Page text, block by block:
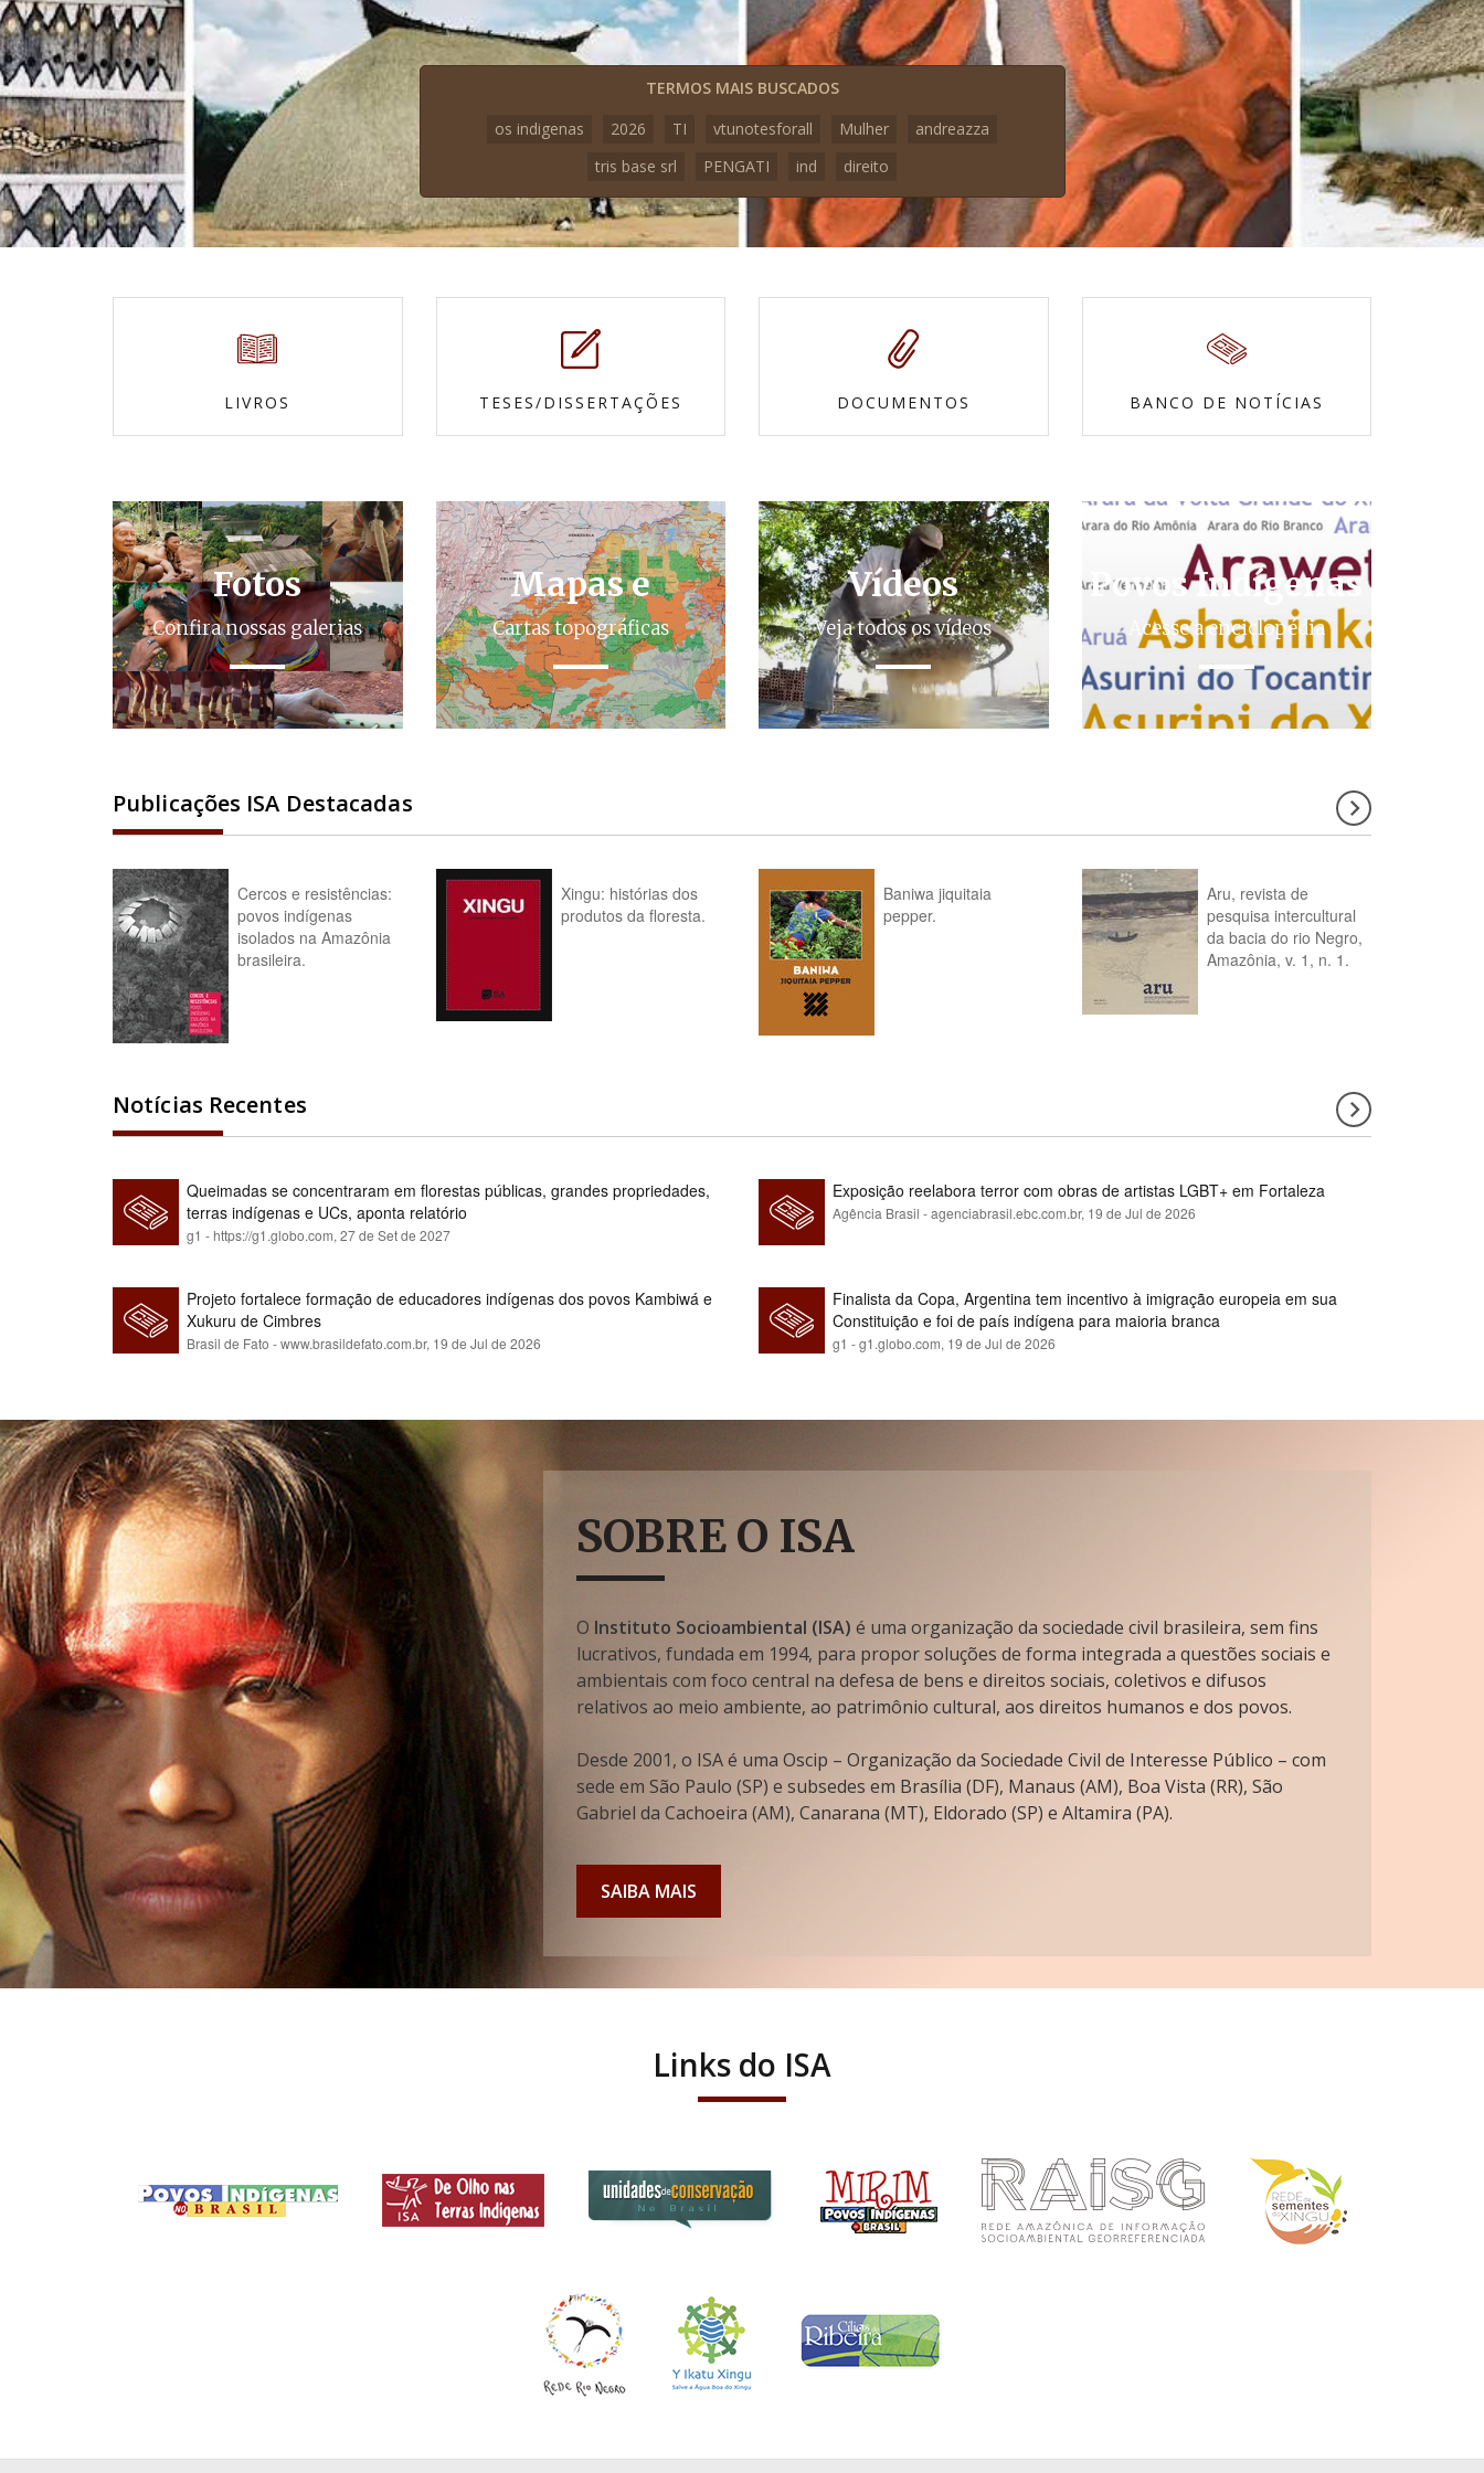
TERMOS MAIS BUSCADOS
os indigenas
2026 TI vtunotesforall Mulher
andreazza
tris base srl
PENGATI ind direito
LIVROS TESES/DISSERTAÇÕES DOCUMENTOS BANCO DE NOTÍCIAS
Fotos
Confira nossas galerias
Mapas e
Cartas topográficas
Vídeos
Veja todos os vídeos
Povos Indígenas
Acesse a enciclopédia
Publicações ISA Destacadas
Cercos e resistências:
povos indígenas
isolados na Amazônia
brasileira.
Xingu: histórias dos
produtos da floresta.
Baniwa jiquitaia
pepper.
Aru, revista de
pesquisa intercultural
da bacia do rio Negro,
Amazônia, v. 1, n. 1.
Notícias Recentes
Queimadas se concentraram em florestas públicas, grandes propriedades,
terras indígenas e UCs, aponta relatório
g1 - https://g1.globo.com, 27 de Set de 2027
Exposição reelabora terror com obras de artistas LGBT+ em Fortaleza
Agência Brasil - agenciabrasil.ebc.com.br, 19 de Jul de 2026
Projeto fortalece formação de educadores indígenas dos povos Kambiwá e
Xukuru de Cimbres
Brasil de Fato - www.brasildefato.com.br, 19 de Jul de 2026
Finalista da Copa, Argentina tem incentivo à imigração europeia em sua
Constituição e foi de país indígena para maioria branca
g1 - g1.globo.com, 19 de Jul de 2026
SOBRE O ISA
O Instituto Socioambiental (ISA) é uma organização da sociedade civil brasileira, sem fins
lucrativos, fundada em 1994, para propor soluções de forma integrada a questões sociais e
ambientais com foco central na defesa de bens e direitos sociais, coletivos e difusos
relativos ao meio ambiente, ao patrimônio cultural, aos direitos humanos e dos povos.
Desde 2001, o ISA é uma Oscip – Organização da Sociedade Civil de Interesse Público – com
sede em São Paulo (SP) e subsedes em Brasília (DF), Manaus (AM), Boa Vista (RR), São
Gabriel da Cachoeira (AM), Canarana (MT), Eldorado (SP) e Altamira (PA).
SAIBA MAIS
Links do ISA